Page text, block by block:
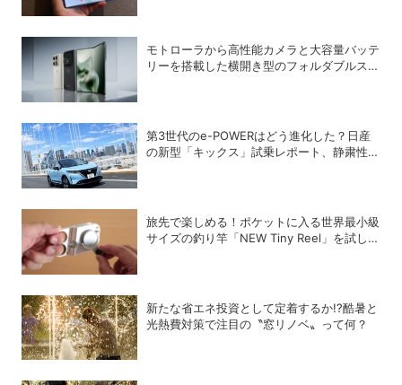
モトローラから高性能カメラと大容量バッテ
リーを搭載した横開き型のフォルダブルスマ
第3世代のe-POWERはどう進化した？日産
の新型「キックス」試乗レポート、静粛性・
旅先で楽しめる！ポケットに入る世界最小級
サイズの釣り竿「NEW Tiny Reel」を試して
新たな省エネ投資として定着するか!?酷暑と
光熱費対策で注目の〝窓リノベ〟って何？